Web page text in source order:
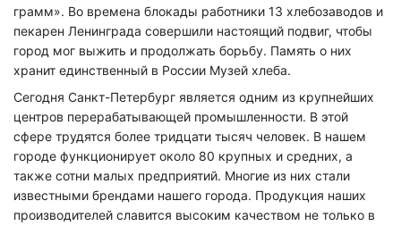
грамм». Во времена блокады работники 13 хлебозаводов и
пекарен Ленинграда совершили настоящий подвиг, чтобы
город мог выжить и продолжать борьбу. Память о них
хранит единственный в России Музей хлеба.
Сегодня Санкт-Петербург является одним из крупнейших
центров перерабатывающей промышленности. В этой
сфере трудятся более тридцати тысяч человек. В нашем
городе функционирует около 80 крупных и средних, а
также сотни малых предприятий. Многие из них стали
известными брендами нашего города. Продукция наших
производителей славится высоким качеством не только в